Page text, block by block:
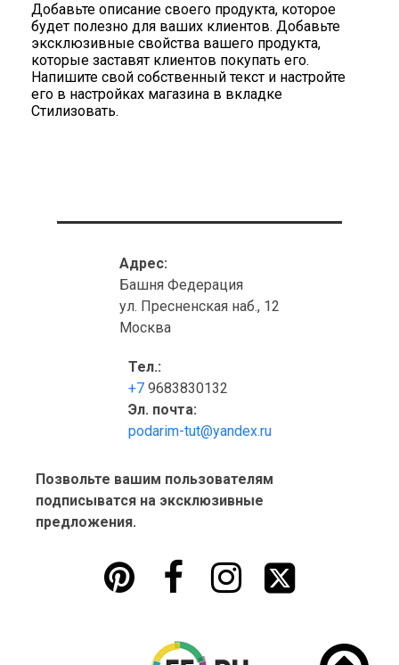
Добавьте описание своего продукта, которое
будет полезно для ваших клиентов. Добавьте
эксклюзивные свойства вашего продукта,
которые заставят клиентов покупать его.
Напишите свой собственный текст и настройте
его в настройках магазина в вкладке
Стилизовать.
Адрес:
Башня Федерация
ул. Пресненская наб., 12
Москва
Тел.:
+7 9683830132
Эл. почта:
podarim-tut@yandex.ru
Позвольте вашим пользователям
подписыватся на эксклюзивные
предложения.
   